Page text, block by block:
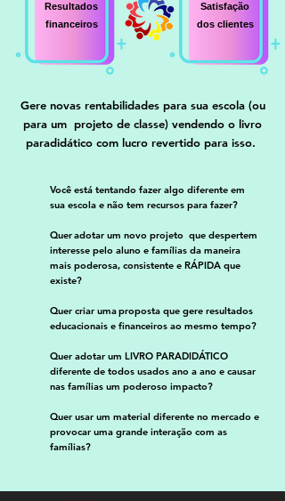
Gere novas rentabilidades para sua escola (ou
para um projeto de classe) vendendo o livro
paradidático com lucro revertido para isso.
Resultados
financeiros
Satisfação
dos clientes
Você está tentando fazer algo diferente em
sua escola e não tem recursos para fazer?
Quer adotar um novo projeto que despertem
interesse pelo aluno e famílias da maneira
mais poderosa, consistente e RÁPIDA que
existe?
Quer criar uma proposta que gere resultados
educacionais e financeiros ao mesmo tempo?
Quer adotar um LIVRO PARADIDÁTICO
diferente de todos usados ano a ano e causar
nas famílias um poderoso impacto?
Quer usar um material diferente no mercado e
provocar uma grande interação com as
famílias?